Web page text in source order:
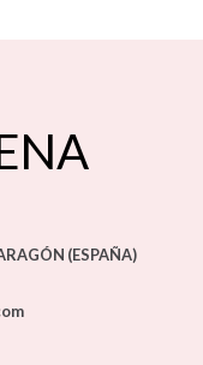
(ESPAÑA)